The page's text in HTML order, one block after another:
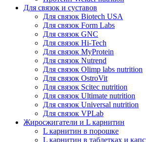
Для связок и суставов
Для связок Biotech USA
Для связок Form Labs
Для связок GNC
Для связок Hi-Tech
Для связок MyProtein
Для связок Nutrend
Для связок Olimp labs nutrition
Для связок OstroVit
Для связок Scitec nutrition
Для связок Ultimate nutrition
Для связок Universal nutrition
Для связок VPLab
Жиросжигатели и L карнитин
L карнитин в порошке
L карнитин в таблетках и